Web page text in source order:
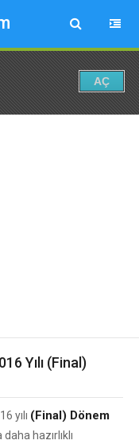
AÇ
Yılı (Final)
yılı (Final) Dönem
hazırlıklı